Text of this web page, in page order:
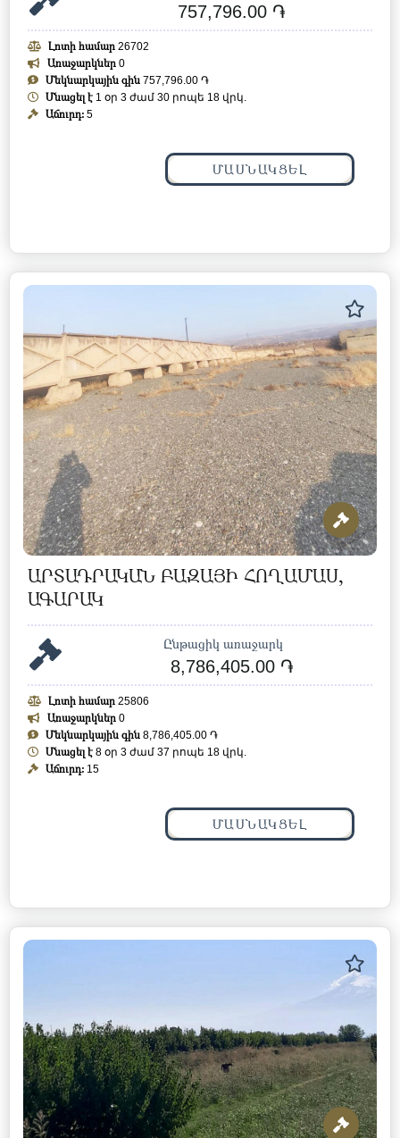
757,796.00 ֏
Լոտի համար 26702
Առաջարկներ 0
Մեկնարկային գին 757,796.00 ֏
Մնացել է 1 օր 3 ժամ 30 րոպե 15 վրկ.
Աճուրդ: 5
ՄԱՍՆԱԿՑԵԼ
ԱՐՏԱԴՐԱԿԱՆ ԲԱԶԱՅԻ ՀՈՂԱՄԱՍ,
ԱԳԱՐԱԿ
Ընթացիկ առաջարկ
8,786,405.00 ֏
Լոտի համար 25806
Առաջարկներ 0
Մեկնարկային գին 8,786,405.00 ֏
Մնացել է 8 օր 3 ժամ 37 րոպե 15 վրկ.
Աճուրդ: 15
ՄԱՍՆԱԿՑԵԼ